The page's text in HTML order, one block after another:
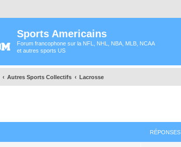
Sports Americains
Forum francophone sur la NFL, NHL, NBA, MLB, NCAA
et autres sports US
Autres Sports Collectifs Lacrosse
RÉPONSES